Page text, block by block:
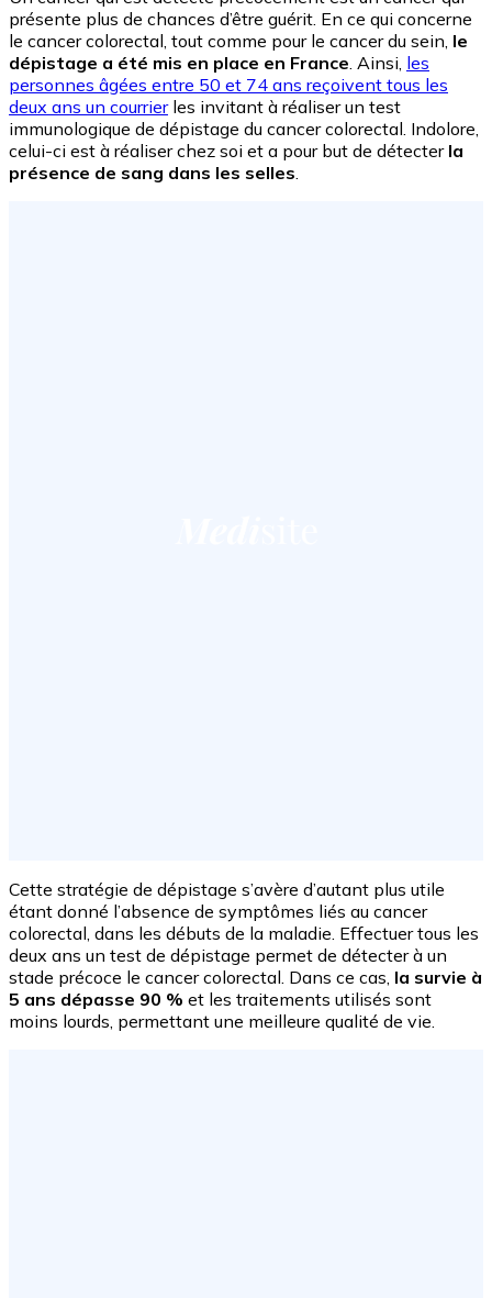
présente plus de chances d’être guérit. En ce qui concerne
le cancer colorectal, tout comme pour le cancer du sein, le
dépistage a été mis en place en France. Ainsi, les
personnes âgées entre 50 et 74 ans reçoivent tous les
deux ans un courrierles invitant à réaliser un test
immunologique de dépistage du cancer colorectal. Indolore,
celui-ci est à réaliser chez soi et a pour but de détecter la
présence de sang dans les selles.
Cette stratégie de dépistage s’avère d’autant plus utile
étant donné l’absence de symptômes liés au cancer
colorectal, dans les débuts de la maladie. Effectuer tous les
deux ans un test de dépistage permet de détecter à un
stade précoce le cancer colorectal. Dans ce cas, la survie à
5 ans dépasse 90 % et les traitements utilisés sont
moins lourds, permettant une meilleure qualité de vie.